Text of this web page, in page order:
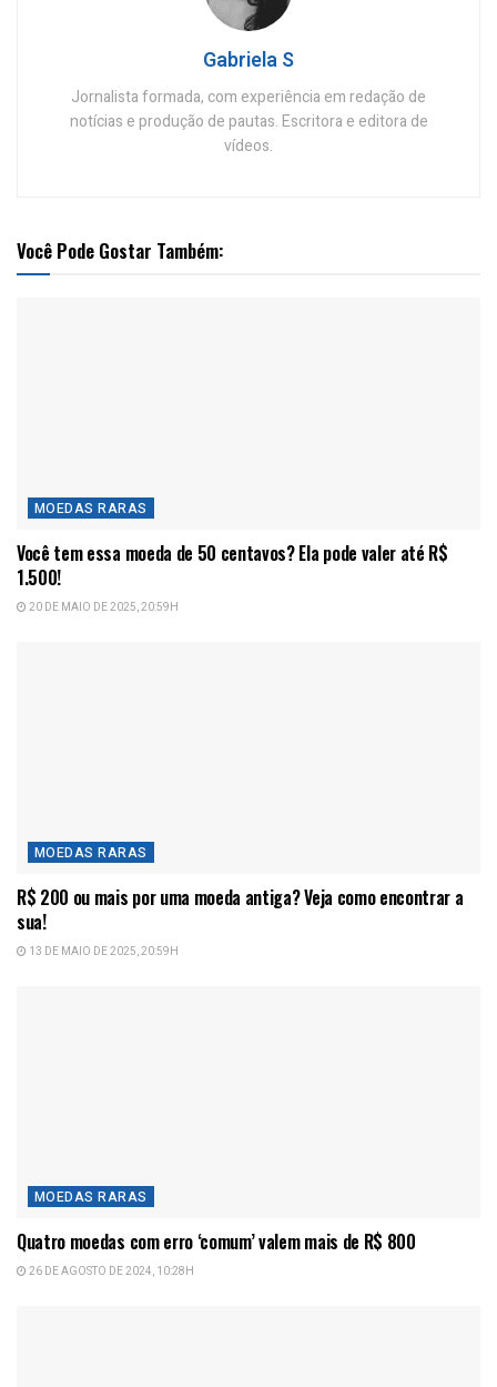
Gabriela S
Jornalista formada, com experiência em redação de
notícias e produção de pautas. Escritora e editora de
vídeos.
Você Pode Gostar Também:
MOEDAS RARAS
Você tem essa moeda de 50 centavos? Ela pode valer até R$
1.500!
20 DE MAIO DE 2025, 20:59H
MOEDAS RARAS
R$ 200 ou mais por uma moeda antiga? Veja como encontrar a
sua!
13 DE MAIO DE 2025, 20:59H
MOEDAS RARAS
Quatro moedas com erro ‘comum’ valem mais de R$ 800
26 DE AGOSTO DE 2024, 10:28H